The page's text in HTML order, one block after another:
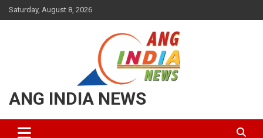
Skip
to
Saturday, August 8, 2026
ANG INDIA NEWS